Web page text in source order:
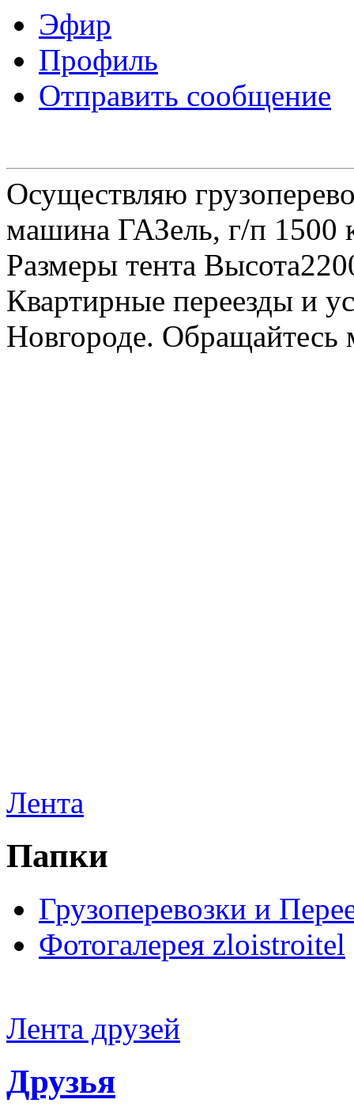
Эфир
Профиль
Отправить сообщение
Осуществляю
машина ГАЗель, г/п 1500
Размеры тента
Квартирные переезды и
Новгороде.
Лента
Папки
Грузоперевозки и
Фотогалерея zloistroitel
Лента друзей
Друзья